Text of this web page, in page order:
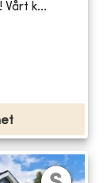
Vårt k...